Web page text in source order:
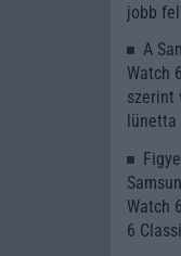
jobb
A
Watch
szerint
lünetta
Watch
6